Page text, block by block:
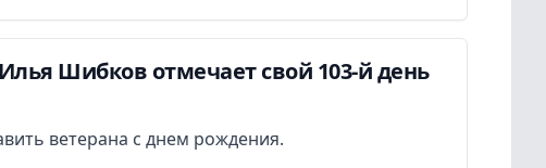
Шибков отмечает свой 103-й день
ветерана с днем рождения.